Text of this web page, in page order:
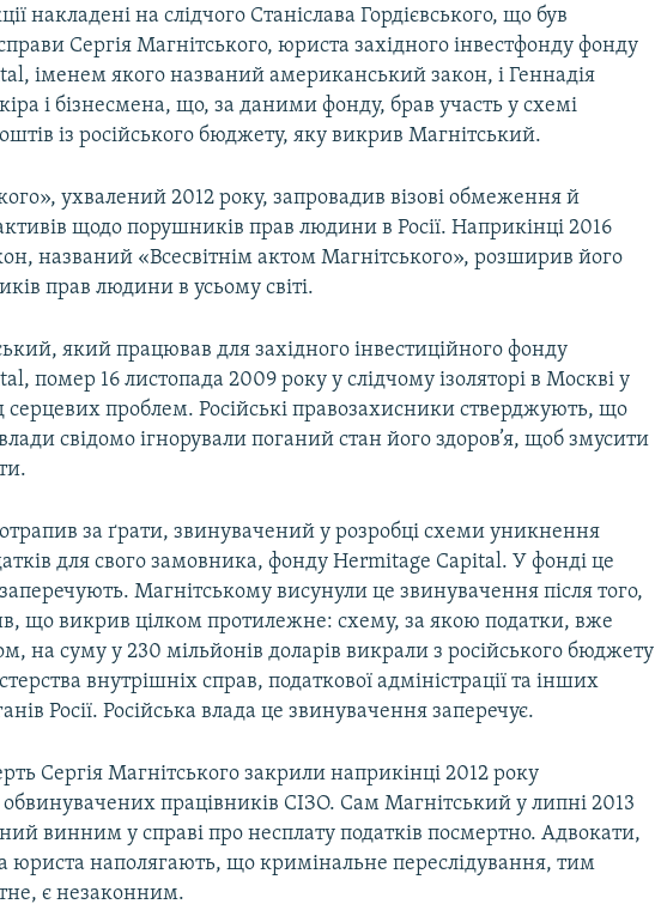
накладені на слідчого Станіслава Гордієвського, що був
Сергія Магнітського, юриста західного інвестфонду фонду
іменем якого названий американський закон, і Геннадія
і бізнесмена, що, за даними фонду, брав участь у схемі
із російського бюджету, яку викрив Магнітський.
ухвалений 2012 року, запровадив візові обмеження й
щодо порушників прав людини в Росії. Наприкінці 2016
названий «Всесвітнім актом Магнітського», розширив його
прав людини в усьому світі.
який працював для західного інвестиційного фонду
помер 16 листопада 2009 року у слідчому ізоляторі в Москві у
серцевих проблем. Російські правозахисники стверджують, що
свідомо ігнорували поганий стан його здоров’я, щоб змусити
за ґрати, звинувачений у розробці схеми уникнення
для свого замовника, фонду Hermitage Capital. У фонді це
Магнітському висунули це звинувачення після того,
що викрив цілком протилежне: схему, за якою податки, вже
на суму у 230 мільйонів доларів викрали з російського бюджету
внутрішніх справ, податкової адміністрації та інших
Росії. Російська влада це звинувачення заперечує.
Сергія Магнітського закрили наприкінці 2012 року
працівників СІЗО. Сам Магнітський у липні 2013
винним у справі про несплату податків посмертно. Адвокати,
юриста наполягають, що кримінальне переслідування, тим
є незаконним.